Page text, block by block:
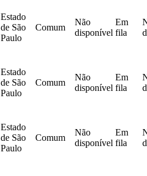
Estado
de São
Paulo
Comum
Não
disponível
Em
fila
Estado
de São
Paulo
Comum
Não
disponível
Em
fila
Estado
de São
Paulo
Comum
Não
disponível
Em
fila